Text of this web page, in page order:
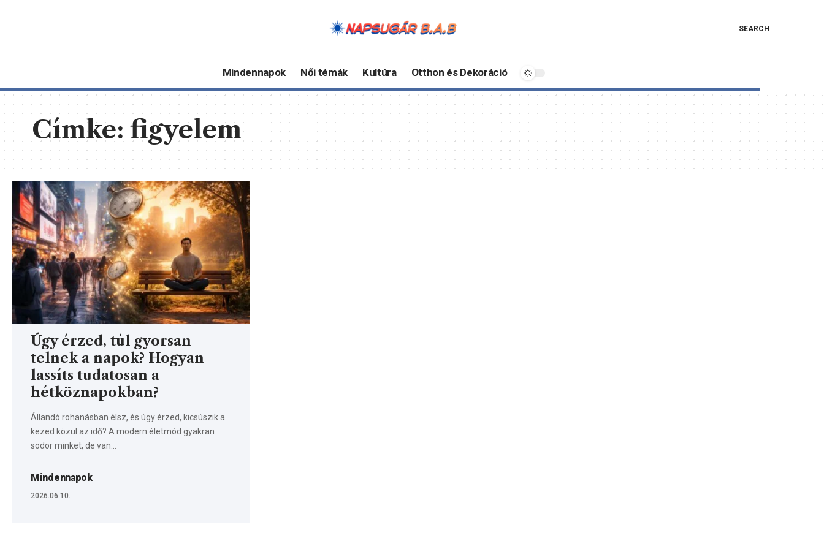
SEARCH
Mindennapok Női témák Kultúra Otthon és Dekoráció
Címke:figyelem
Úgy érzed, túl gyorsan
telnek a napok? Hogyan
lassíts tudatosan a
hétköznapokban?
Állandó rohanásban élsz, és úgy érzed, kicsúszik a
kezed közül az idő? A modern életmód gyakran
sodor minket, de van…
Mindennapok
2026.06.10.